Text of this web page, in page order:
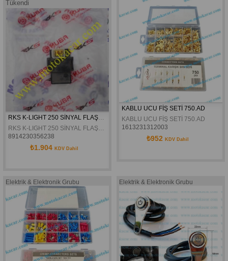
Tükendi
RKS K-LIGHT 250 SİNYAL FLAŞÖRÜ ORJİNAL
RKS K-LIGHT 250 SİNYAL FLAŞÖRÜ ORJİNAL
8914230356238
₺1.904 KDV Dahil
KABLU UCU FİŞ SETİ 750.AD
KABLU UCU FİŞ SETİ 750.AD
1613231312003
₺952 KDV Dahil
Elektrik & Elektronik Grubu Elektrik & Elektronik Grubu